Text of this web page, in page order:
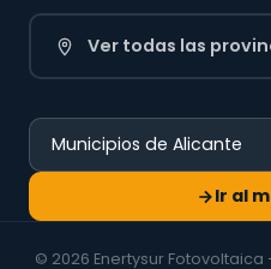
Ver todas las
Ir al
© 2026 Enertysur